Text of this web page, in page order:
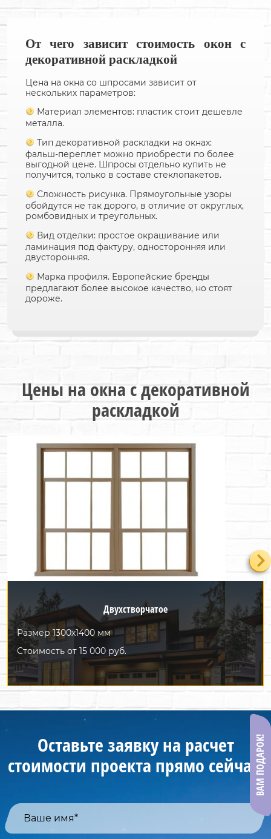
От чего зависит стоимость окон с
декоративной раскладкой
Цена на окна со шпросами зависит от
нескольких параметров:
Материал элементов: пластик стоит дешевле
металла.
Тип декоративной раскладки на окнах:
фальш-переплет можно приобрести по более
выгодной цене. Шпросы отдельно купить не
получится, только в составе стеклопакетов.
Сложность рисунка. Прямоугольные узоры
обойдутся не так дорого, в отличие от округлых,
ромбовидных и треугольных.
Вид отделки: простое окрашивание или
ламинация под фактуру, односторонняя или
двусторонняя.
Марка профиля. Европейские бренды
предлагают более высокое качество, но стоят
дороже.
Цены на окна с декоративной
раскладкой
Двухстворчатое
Размер 1300х1400 мм
Стоимость от 15 000 руб.
Оставьте заявку на расчет
стоимости проекта прямо сейчас!
ВАМ ПОДАРОК!